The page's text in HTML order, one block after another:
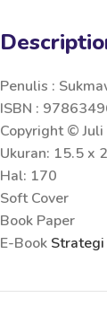
Penulis :
ISBN :
Copyright ©
Ukuran: 15.5 x
Hal: 170
Soft Cover
Book Paper
E-Book Strategi